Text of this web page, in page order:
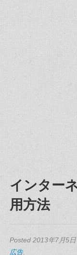
インター
用方法
Posted 2013年7月5日
広告.